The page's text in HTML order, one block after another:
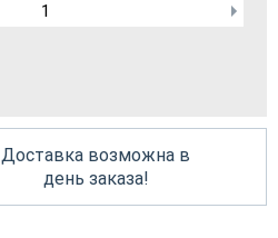
Доставка возможна в
день заказа!